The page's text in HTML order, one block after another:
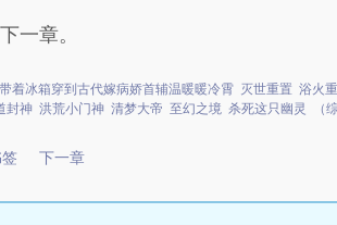
一章。
带着冰箱穿到古代嫁病娇首辅温暖暖冷霄 灭世重置 浴火
封神 洪荒小门神 清梦大帝 至幻之境 杀死这只幽灵 （
下一章